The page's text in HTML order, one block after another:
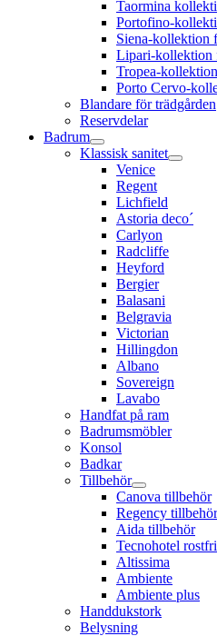
Taormina
Portofino-
Siena-kollektion
Lipari-kollektion
Tropea-
Porto Cervo-
Blandare för trädgården
Reservdelar
Badrum
Klassisk sanitet
Venice
Regent
Lichfield
Astoria deco´
Carlyon
Radcliffe
Heyford
Bergier
Balasani
Belgravia
Victorian
Hillingdon
Albano
Sovereign
Lavabo
Handfat på ram
Badrumsmöbler
Konsol
Badkar
Tillbehör
Canova tillbehör
Regency tillbehör
Aida tillbehör
Tecnohotel
Altissima
Ambiente
Ambiente plus
Handdukstork
Belysning